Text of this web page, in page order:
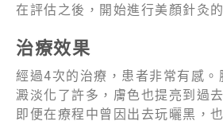
在評估之後，開始進行美顏針灸
治療效果
經過4次的治療，患者非常有感。
澱淡化了許多，膚色也提亮到過
即便在療程中曾因出去玩曬黑，